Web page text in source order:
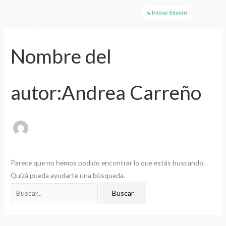
Iniciar Sesión
Nombre del
autor:Andrea Carreño
Parece que no hemos podido encontrar lo que estás buscando.
Quizá pueda ayudarte una búsqueda.